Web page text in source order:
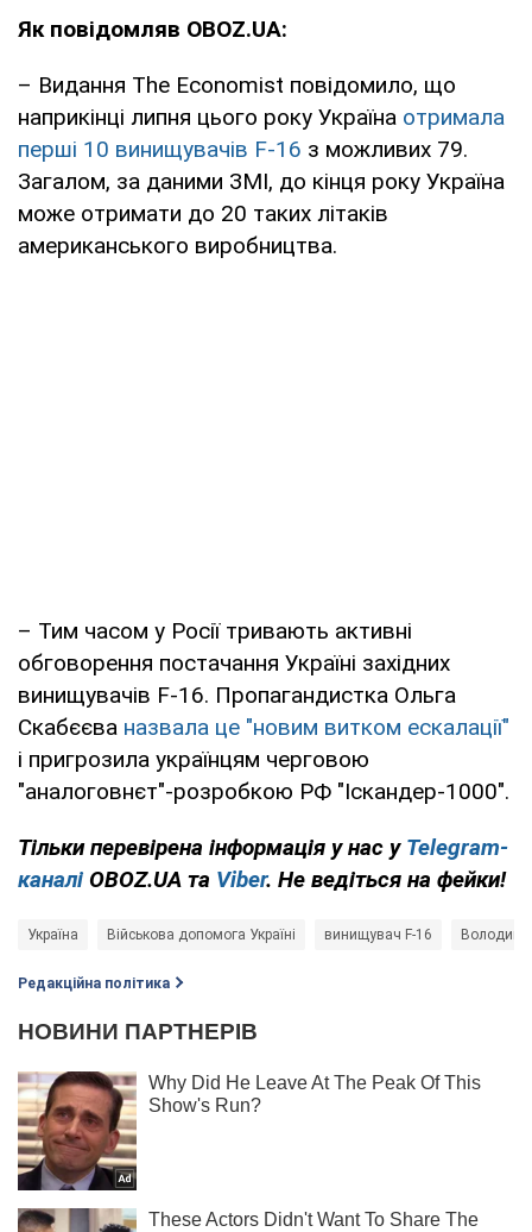
Як повідомляв OBOZ.UA:
– Видання The Economist повідомило, що
наприкінці липня цього року Україна отримала
перші 10 винищувачів F-16 з можливих 79.
Загалом, за даними ЗМІ, до кінця року Україна
може отримати до 20 таких літаків
американського виробництва.
– Тим часом у Росії тривають активні
обговорення постачання Україні західних
винищувачів F-16. Пропагандистка Ольга
Скабєєва назвала це "новим витком ескалації"
і пригрозила українцям черговою
"аналоговнєт"-розробкою РФ "Іскандер-1000".
Тільки перевірена інформація у нас у Telegram-
каналі OBOZ.UA та Viber. Не ведіться на фейки!
Україна Військова допомога Україні винищувач F-16
Редакційна політика